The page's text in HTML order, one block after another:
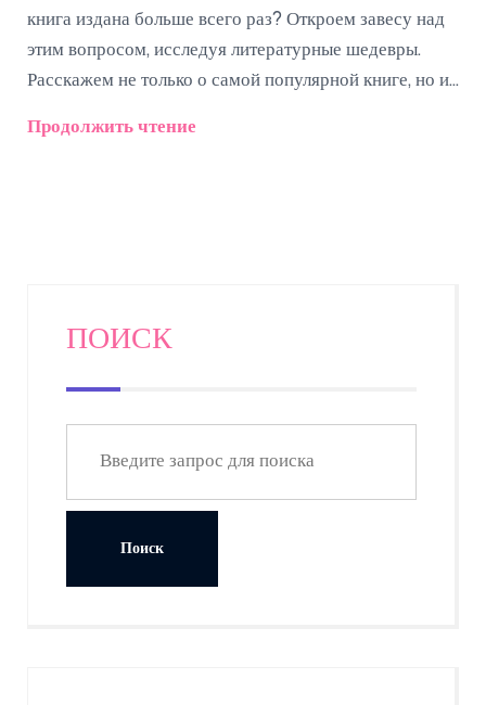
книга издана больше всего раз? Откроем завесу над
этим вопросом, исследуя литературные шедевры.
Расскажем не только о самой популярной книге, но и
читателей. В статье вы найдете полезные советы по
Продолжить чтение
ПОИСК